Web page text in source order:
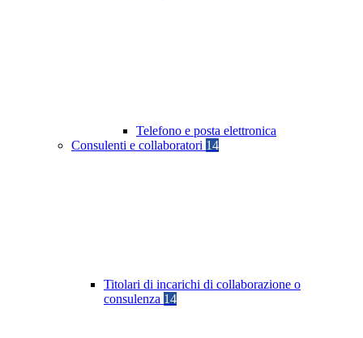
Telefono e posta elettronica
Consulenti e collaboratori 14
Titolari di incarichi di collaborazione o
consulenza 14